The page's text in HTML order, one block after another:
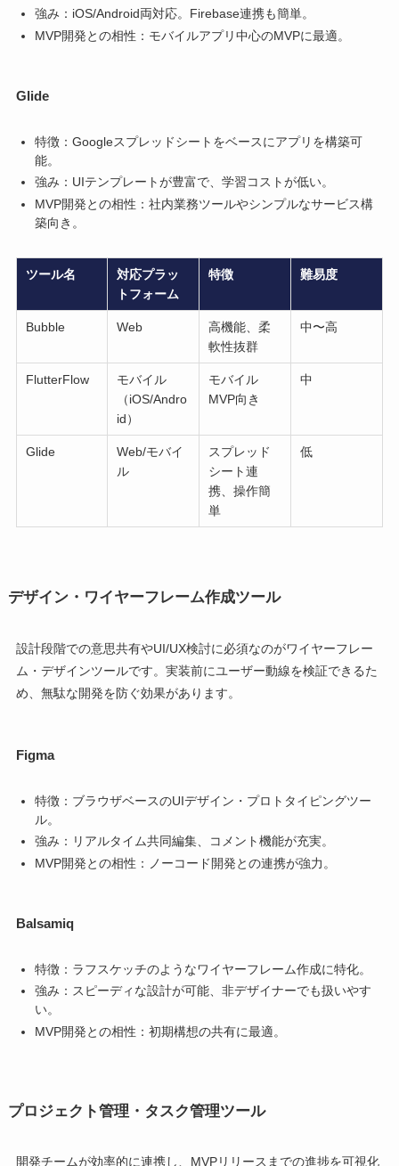
強み：iOS/Android両対応。Firebase連携も簡単。
MVP開発との相性：モバイルアプリ中心のMVPに最適。
Glide
特徴：Googleスプレッドシートをベースにアプリを構築可
能。
強み：UIテンプレートが豊富で、学習コストが低い。
MVP開発との相性：社内業務ツールやシンプルなサービス構
築向き。
ツール名
対応プラッ
トフォーム
特徴 難易度
Bubble Web
高機能、柔
軟性抜群
中〜高
FlutterFlow
モバイル
（iOS/Andro
id）
モバイル
MVP向き
中
Glide
Web/モバイ
ル
スプレッド
シート連
携、操作簡
単
低
デザイン・ワイヤーフレーム作成ツール
設計段階での意思共有やUI/UX検討に必須なのがワイヤーフレー
ム・デザインツールです。実装前にユーザー動線を検証できるた
め、無駄な開発を防ぐ効果があります。
Figma
特徴：ブラウザベースのUIデザイン・プロトタイピングツー
ル。
強み：リアルタイム共同編集、コメント機能が充実。
MVP開発との相性：ノーコード開発との連携が強力。
Balsamiq
特徴：ラフスケッチのようなワイヤーフレーム作成に特化。
強み：スピーディな設計が可能、非デザイナーでも扱いやす
い。
MVP開発との相性：初期構想の共有に最適。
プロジェクト管理・タスク管理ツール
開発チームが効率的に連携し、MVPリリースまでの進捗を可視化